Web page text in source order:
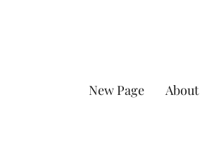
New Page About